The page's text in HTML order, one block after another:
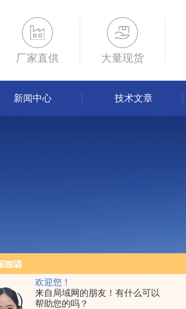
欢迎您！
来自局域网的朋友！有什么可以
帮助您的吗？
厂家直供 大量现货
新闻中心 技术文章